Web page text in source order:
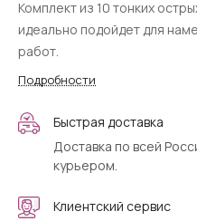
Комплект из 10 тонких
идеально подойдет для
работ.
Подробности
Быстрая доставка
Доставка по всей
курьером.
Клиентский сервис